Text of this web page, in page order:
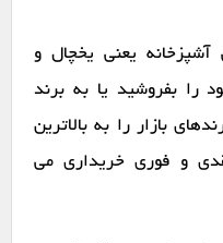
آشپزخانه یعنی یخچال و
را بفروشید یا به برند
بازار را به بالاترین
و فوری خریداری می